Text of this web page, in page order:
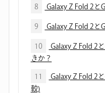
8 Galaxy Z Fold 2と
9 Galaxy Z Fold 2と
10
Galaxy Z Fold 2
きか？
11
Galaxy Z Fold 2
較)